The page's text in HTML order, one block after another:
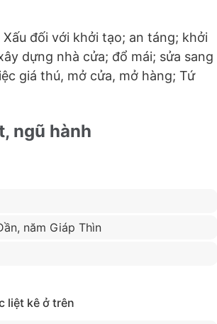
đối với khởi tạo; an táng; khởi
dựng nhà cửa; đổ mái; sửa sang
giá thú, mở cửa, mở hàng; Tứ
ngũ hành
năm Giáp Thìn
liệt kê ở trên